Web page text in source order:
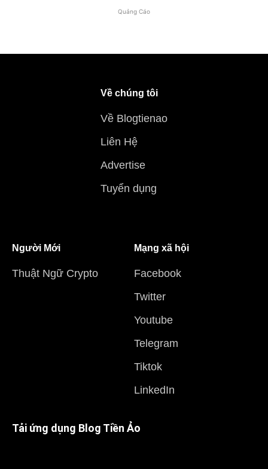
Quảng Cáo
Về chúng tôi
Về Blogtienao
Liên Hệ
Advertise
Tuyển dụng
Người Mới
Thuật Ngữ Crypto
Mạng xã hội
Facebook
Twitter
Youtube
Telegram
Tiktok
LinkedIn
Tải ứng dụng Blog Tiền Ảo